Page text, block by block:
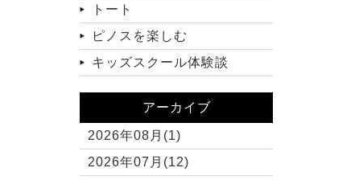
トート
ピノスを楽しむ
キッズスクール体験談
アーカイブ
2026年08月(1)
2026年07月(12)